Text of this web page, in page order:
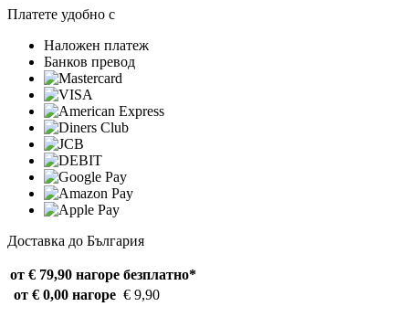
Платете удобно с
Наложен платеж
Банков превод
Доставка до България
от € 79,90 нагоре безплатно*
от € 0,00 нагоре € 9,90